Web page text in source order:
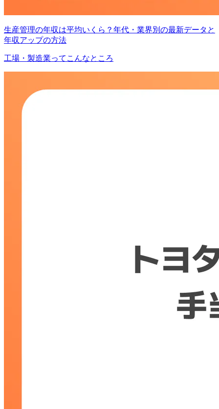
生産管理の年収は平均いくら？年代・業界別の最新データと
年収アップの方法
工場・製造業ってこんなところ